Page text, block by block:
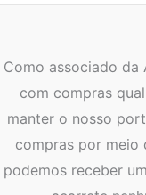
Como associado da
com compras
manter o nosso
compras por meio
podemos receber